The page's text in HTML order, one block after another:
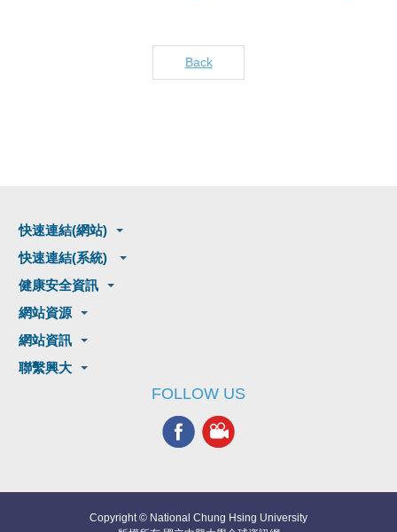
Back
快速連結(網站)
快速連結(系統)
健康安全資訊
網站資源
網站資訊
聯繫興大
FOLLOW US
Copyright © National Chung Hsing University